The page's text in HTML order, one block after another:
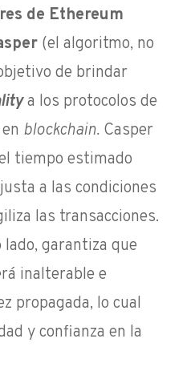
de Ethereum
(el algoritmo, no
de brindar
a los protocolos de
blockchain. Casper
tiempo estimado
a las condiciones
las transacciones.
garantiza que
inalterable e
propagada, lo cual
y confianza en la